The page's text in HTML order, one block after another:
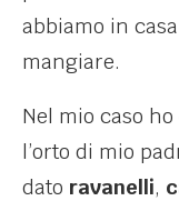
abbiamo in
mangiare.
Nel mio caso
l’orto di mio
dato ravanelli,